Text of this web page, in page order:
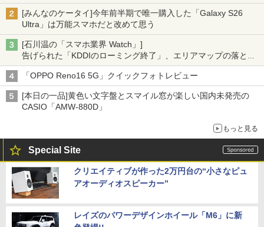
[みんなのケータイ]今年前半期で唯一購入した「Galaxy S26
Ultra」は万能スマホだと改めて思う
[石川温の「スマホ業界 Watch」]
告げられた「KDDIのローミング終了」、エリアマップの落とし
穴と楽天モバイルの課題
「OPPO Reno16 5G」クイックフォトレビュー
[本日の一品]黄色い文字盤とスマイル窓が楽しい国内未発売の
CASIO「AMW-880D」
もっと見る
Special Site
クリエイティブが作った2万円台の“小さなピュ
アオーディオスピーカー”
レイズのパワーデザインホイール「M6」に新